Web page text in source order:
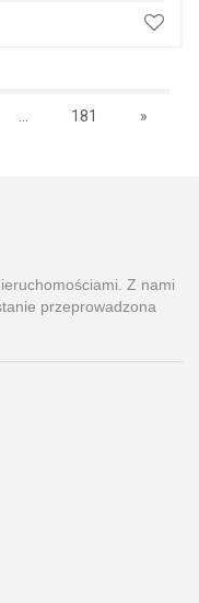
181 »
Z nami
przeprowadzona